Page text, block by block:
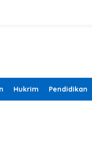
Hukrim Pendidikan